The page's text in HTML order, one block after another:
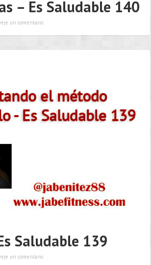
– Es Saludable 140
un comentario
Saludable 139
un comentario